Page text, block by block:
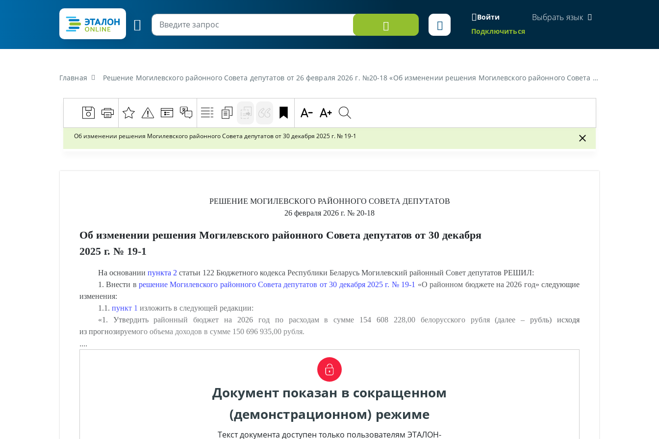
Войти
Подключиться
Выбрать язык
Главная Решение Могилевского районного Совета депутатов от 26 февраля 2026 г. №20-18 «Об изменении решения Могилевского районного Совета депутатов от 30 декабря 2025 г. № 19-1»
Об изменении решения Могилевского районного Совета депутатов от 30 декабря 2025 г. № 19-1
РЕШЕНИЕ МОГИЛЕВСКОГО РАЙОННОГО СОВЕТА ДЕПУТАТОВ
26 февраля 2026 г. № 20-18
Об изменении решения Могилевского районного Совета депутатов от 30 декабря
2025 г. № 19-1
На основании пункта 2 статьи 122 Бюджетного кодекса Республики Беларусь Могилевский районный Совет депутатов РЕШИЛ:
1. Внести в решение Могилевского районного Совета депутатов от 30 декабря 2025 г. № 19-1 «О районном бюджете на 2026 год» следующие
изменения:
1.1. пункт 1 изложить в следующей редакции:
«1. Утвердить районный бюджет на 2026 год по расходам в сумме 154 608 228,00 белорусского рубля (далее – рубль) исходя
из прогнозируемого объема доходов в сумме 150 696 935,00 рубля.
....
Документ показан в сокращенном
(демонстрационном) режиме
Текст документа доступен только пользователям ЭТАЛОН-